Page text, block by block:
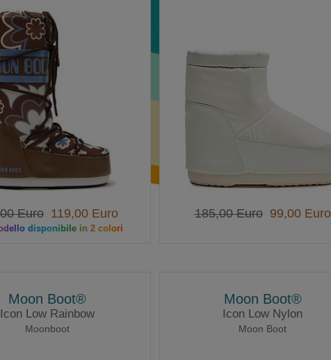
Euro 119,00 Euro
disponibile in 2 colori
185,00 Euro99,00 Euro
Moon Boot®
Icon Low Rainbow
Moonboot
Moon Boot®
Icon Low Nylon
Moon Boot